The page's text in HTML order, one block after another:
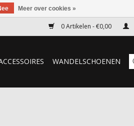
0 Artikelen - €0,00
WANDELSCHOENEN
Meer over cookies »